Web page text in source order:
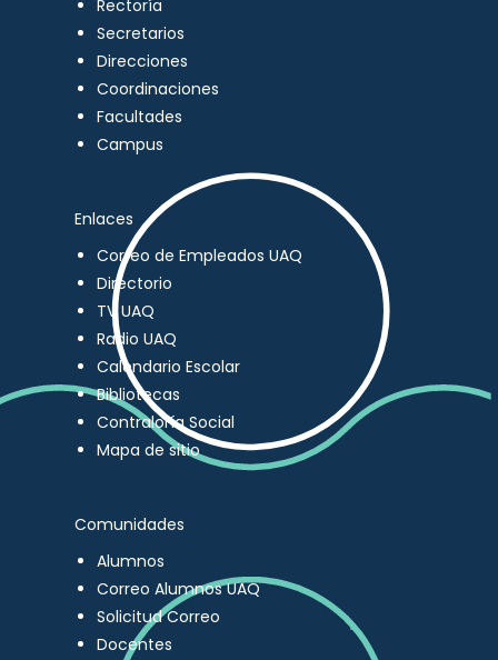
Rectoría
Secretarios
Direcciones
Coordinaciones
Facultades
Campus
Enlaces
Correo de Empleados UAQ
Directorio
TV UAQ
Radio UAQ
Calendario Escolar
Bibliotecas
Contraloría Social
Mapa de sitio
Comunidades
Alumnos
Correo Alumnos UAQ
Solicitud Correo
Docentes